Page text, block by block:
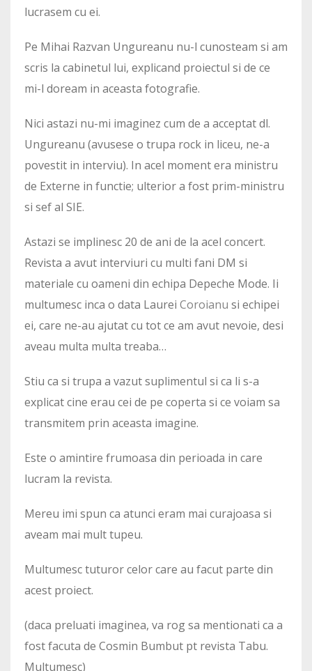
lucrasem cu ei.
Pe Mihai Razvan Ungureanu nu-l cunosteam si am
scris la cabinetul lui, explicand proiectul si de ce
mi-l doream in aceasta fotografie.
Nici astazi nu-mi imaginez cum de a acceptat dl.
Ungureanu (avusese o trupa rock in liceu, ne-a
povestit in interviu). In acel moment era ministru
de Externe in functie; ulterior a fost prim-ministru
si sef al SIE.
Astazi se implinesc 20 de ani de la acel concert.
Revista a avut interviuri cu multi fani DM si
materiale cu oameni din echipa Depeche Mode. Ii
multumesc inca o data Laurei Coroianu si echipei
ei, care ne-au ajutat cu tot ce am avut nevoie, desi
aveau multa multa treaba…
Stiu ca si trupa a vazut suplimentul si ca li s-a
explicat cine erau cei de pe coperta si ce voiam sa
transmitem prin aceasta imagine.
Este o amintire frumoasa din perioada in care
lucram la revista.
Mereu imi spun ca atunci eram mai curajoasa si
aveam mai mult tupeu.
Multumesc tuturor celor care au facut parte din
acest proiect.
(daca preluati imaginea, va rog sa mentionati ca a
fost facuta de Cosmin Bumbut pt revista Tabu.
Multumesc)